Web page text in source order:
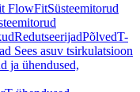
FlowFitSüsteemitorud
RedutseerijadPõlvedT-
Sees asuv tsirkulatsioon
ja ühendused,